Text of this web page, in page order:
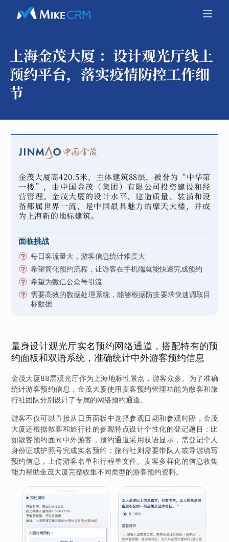
上海金茂大厦 ： 设计观光厅线上
预约平台，落实疫情防控工作细
节
金茂大厦高420.5米，主体建筑88层，被誉为“中华第
一楼”，由中国金茂（集团）有限公司投资建设和经
营管理。金茂大厦的设计水平、建造质量、装潢和设
备都属世界一流，是中国最具魅力的摩天大楼，并成
为上海新的地标建筑。
面临挑战
每日客流量大，游客信息统计难度大
希望简化预约流程，让游客在手机端就能快速完成预约
希望为微信公众号引流
需要高效的数据处理系统，能够根据防疫要求快速调取目
标数据
量身设计观光厅实名预约网络通道，搭配特有的预
约面板和双语系统，准确统计中外游客预约信息
金茂大厦88层观光厅作为上海地标性景点，游客众多。为了准确
统计游客预约信息，金茂大厦使用麦客预约管理功能为散客和旅
行社团队分别设计了专属的网络预约通道。
游客不仅可以直接从日历面板中选择参观日期和参观时段，金茂
大厦还根据散客和旅行社的参观特点设计个性化的登记题目：比
如散客预约面向中外游客，预约通道采用双语显示，需登记个人
身份证或护照号完成实名预约；旅行社则需要带队人或导游填写
预约信息，上传游客名单和行程单文件。麦客多样化的信息收集
能力帮助金茂大厦完整收集不同类型的游客预约资料。